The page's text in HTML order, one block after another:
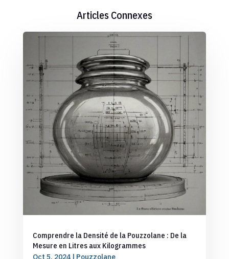
Articles Connexes
Comprendre la Densité de la Pouzzolane : De la
Mesure en Litres aux Kilogrammes
Oct 5, 2024| Pouzzolane